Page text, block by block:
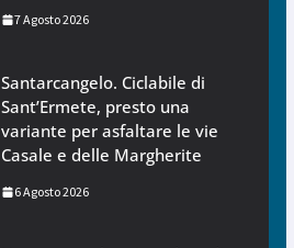
7 Agosto 2026
Santarcangelo. Ciclabile di
Sant’Ermete, presto una
variante per asfaltare le vie
Casale e delle Margherite
6 Agosto 2026